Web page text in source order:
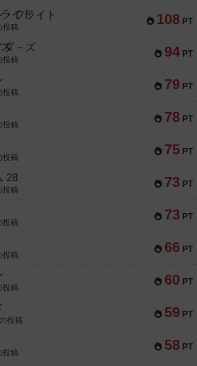
108 PT
フライト
投稿
94 PT
ダ－ズ
投稿
79 PT
投稿
78 PT
投稿
75 PT
投稿
73 PT
28
投稿
73 PT
投稿
66 PT
投稿
60 PT
投稿
59 PT
投稿
58 PT
投稿